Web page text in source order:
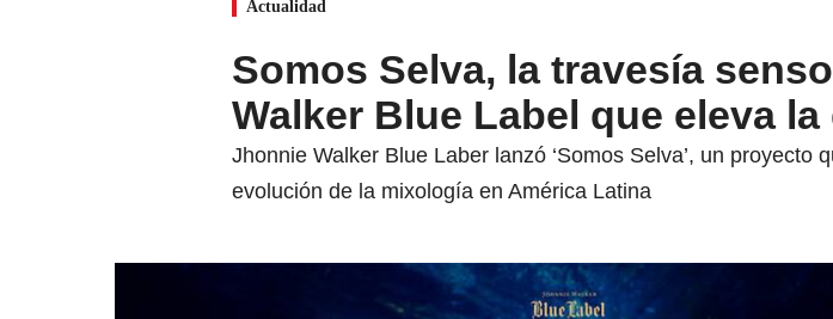
Actualidad
Somos Selva, la travesía
Walker Blue Label que eleva
Jhonnie Walker Blue Laber lanzó ‘Somos Selva’, un
evolución de la mixología en América Latina